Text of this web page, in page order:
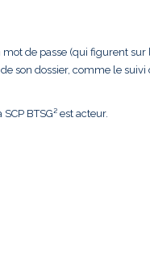
de passe (qui figurent sur
son dossier, comme le suivi
BTSG² est acteur.